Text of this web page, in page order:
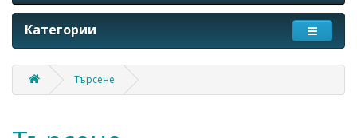
Категории
Търсене